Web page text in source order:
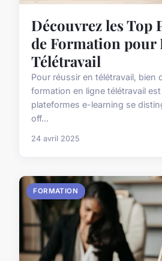
Découvrez les Top
de Formation pour
Télétravail
Pour réussir en télétravail, bien
formation en ligne télétravail
plateformes e-learning se
off...
24 avril 2025
FORMATION